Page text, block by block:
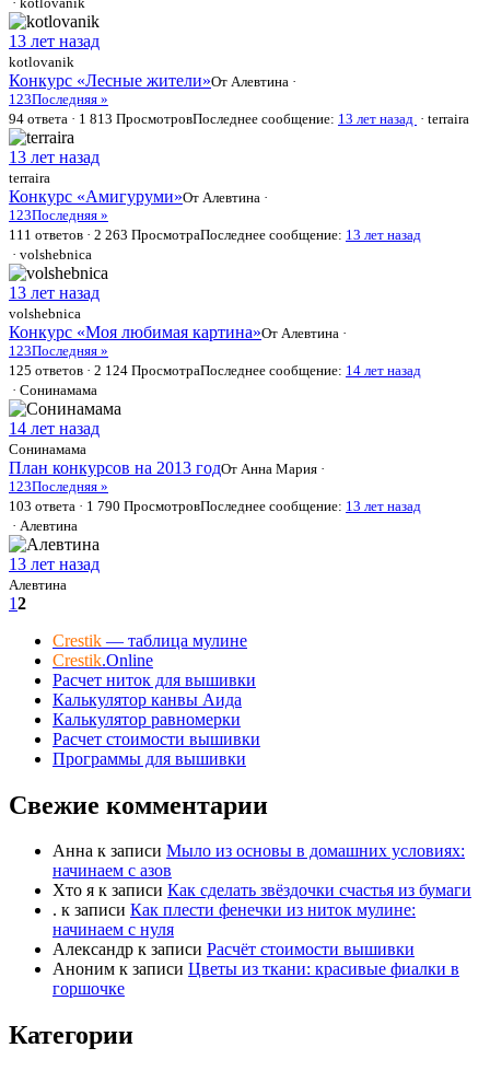
13 лет назад
kotlovanik
Конкурс «Лесные жители»От Алевтина ·
1 23Последняя »
94 ответа · 1 813 ПросмотровПоследнее сообщение: 13 лет назад · terraira
13 лет назад
terraira
Конкурс «Амигуруми»От Алевтина ·
1 23Последняя »
111 ответов · 2 263 ПросмотраПоследнее сообщение: 13 лет назад
· volshebnica
13 лет назад
volshebnica
Конкурс «Моя любимая картина»От Алевтина ·
1 23Последняя »
125 ответов · 2 124 ПросмотраПоследнее сообщение: 14 лет назад
· Сонинамама
14 лет назад
Сонинамама
План конкурсов на 2013 годОт Анна Мария ·
1 23Последняя »
103 ответа · 1 790 ПросмотровПоследнее сообщение: 13 лет назад
· Алевтина
13 лет назад
Алевтина
12
Crestik — таблица мулине
Crestik.Online
Расчет ниток для вышивки
Калькулятор канвы Аида
Калькулятор равномерки
Расчет стоимости вышивки
Программы для вышивки
Свежие комментарии
Анна к записи Мыло из основы в домашних условиях:
начинаем с азов
Хто я к записи Как сделать звёздочки счастья из бумаги
. к записи Как плести фенечки из ниток мулине:
начинаем с нуля
Александр к записи Расчёт стоимости вышивки
Аноним к записи Цветы из ткани: красивые фиалки в
горшочке
Категории